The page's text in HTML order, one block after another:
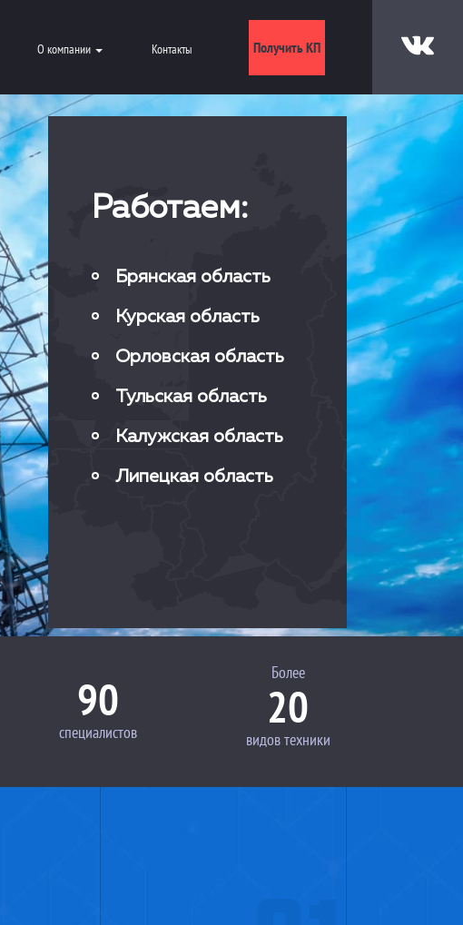
О компании Контакты Получить КП
Работаем:
Брянская область
Курская область
Орловская область
Тульская область
Калужская область
Липецкая область
90
специалистов
Более
20
видов техники